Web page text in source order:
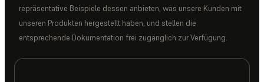
repräsentative Beispiele dessen anbieten, was unsere Kunden mit
unseren Produkten hergestellt haben, und stellen die
entsprechende Dokumentation frei zugänglich zur Verfügung.